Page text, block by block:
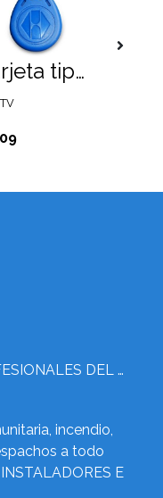
Tarjeta tipo llevero 125Khz TAR504
PRECIOS ESPECIALES A PROFESIONALES DEL RUBRO
incendio,
a todo
E